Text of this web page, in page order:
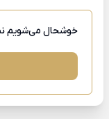
خوشحال می‌شویم